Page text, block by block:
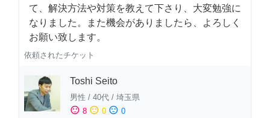
て、解決方法や対策を教えて下さり、大変勉強に
なりました。また機会がありましたら、よろしく
お願い致します。
依頼されたチケット
Toshi Seito
男性 / 40代 / 埼玉県
sentiment_satisfied 8 sentiment_neutral 0 sentiment_dissatisfied 0